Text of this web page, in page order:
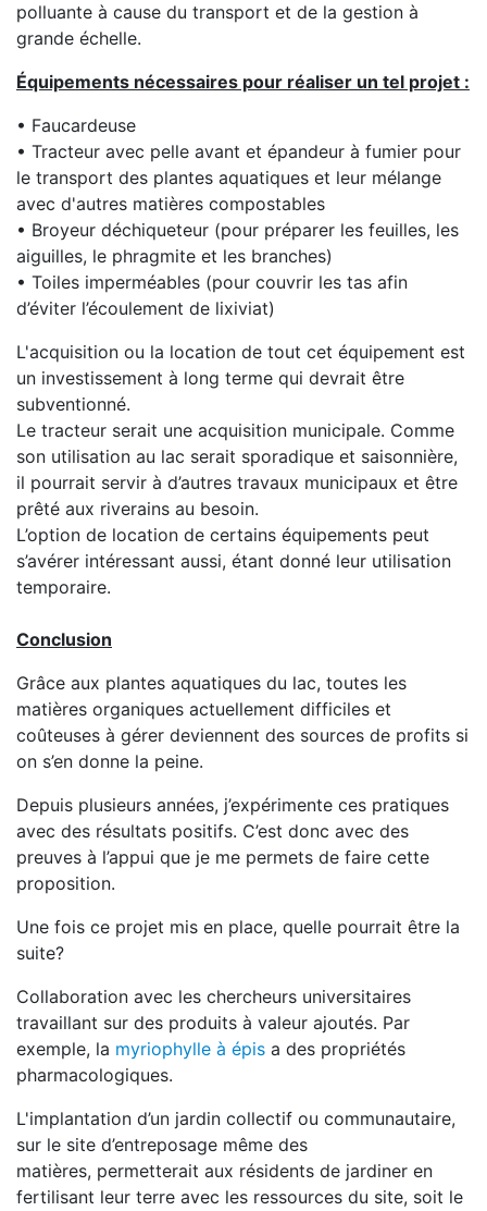
polluante à cause du transport et de la gestion à
grande échelle.
Équipements nécessaires pour réaliser un tel projet :
• Faucardeuse
• Tracteur avec pelle avant et épandeur à fumier pour
le transport des plantes aquatiques et leur mélange
avec d'autres matières compostables
• Broyeur déchiqueteur (pour préparer les feuilles, les
aiguilles, le phragmite et les branches)
• Toiles imperméables (pour couvrir les tas afin
d’éviter l’écoulement de lixiviat)
L'acquisition ou la location de tout cet équipement est
un investissement à long terme qui devrait être
subventionné.
Le tracteur serait une acquisition municipale. Comme
son utilisation au lac serait sporadique et saisonnière,
il pourrait servir à d’autres travaux municipaux et être
prêté aux riverains au besoin.
L’option de location de certains équipements peut
s’avérer intéressant aussi, étant donné leur utilisation
temporaire.
Conclusion
Grâce aux plantes aquatiques du lac, toutes les
matières organiques actuellement difficiles et
coûteuses à gérer deviennent des sources de profits si
on s’en donne la peine.
Depuis plusieurs années, j’expérimente ces pratiques
avec des résultats positifs. C’est donc avec des
preuves à l’appui que je me permets de faire cette
proposition.
Une fois ce projet mis en place, quelle pourrait être la
suite?
Collaboration avec les chercheurs universitaires
travaillant sur des produits à valeur ajoutés. Par
exemple, la myriophylle à épis a des propriétés
pharmacologiques.
L'implantation d’un jardin collectif ou communautaire,
sur le site d’entreposage même des
matières, permetterait aux résidents de jardiner en
fertilisant leur terre avec les ressources du site, soit le